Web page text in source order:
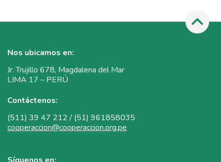
Nos ubicamos en:
Jr. Trujillo 678, Magdalena del Mar
LIMA 17 – PERÚ
Contáctenos:
(511) 39 47 212 / (51) 961858035
cooperaccion@cooperaccion.org.pe